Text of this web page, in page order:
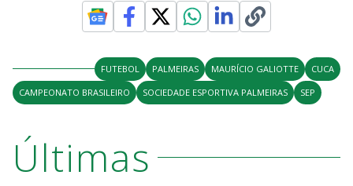
FUTEBOL PALMEIRAS MAURÍCIO GALIOTTE
CUCA
CAMPEONATO BRASILEIRO
SOCIEDADE ESPORTIVA PALMEIRAS SEP
Últimas